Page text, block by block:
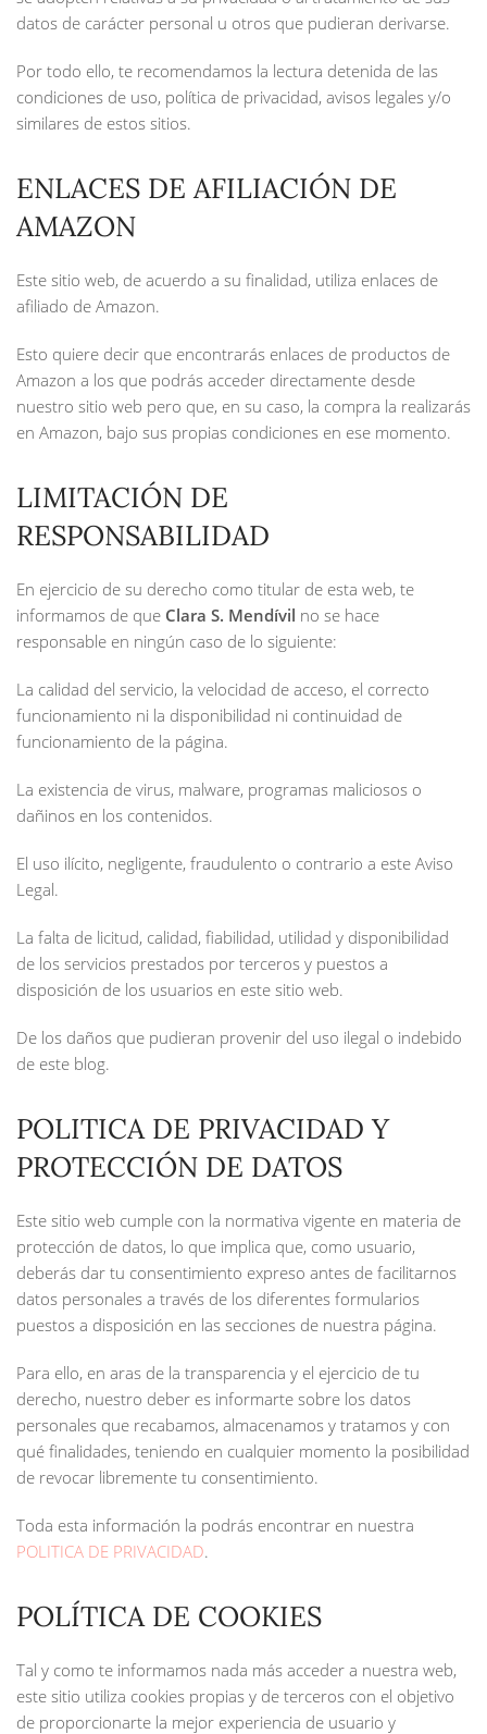
datos de carácter personal u otros que pudieran derivarse.
Por todo ello, te recomendamos la lectura detenida de las
condiciones de uso, política de privacidad, avisos legales y/o
similares de estos sitios.
ENLACES DE AFILIACIÓN DE
AMAZON
Este sitio web, de acuerdo a su finalidad, utiliza enlaces de
afiliado de Amazon.
Esto quiere decir que encontrarás enlaces de productos de
Amazon a los que podrás acceder directamente desde
nuestro sitio web pero que, en su caso, la compra la realizarás
en Amazon, bajo sus propias condiciones en ese momento.
LIMITACIÓN DE
RESPONSABILIDAD
En ejercicio de su derecho como titular de esta web, te
informamos de que Clara S. Mendívil no se hace
responsable en ningún caso de lo siguiente:
La calidad del servicio, la velocidad de acceso, el correcto
funcionamiento ni la disponibilidad ni continuidad de
funcionamiento de la página.
La existencia de virus, malware, programas maliciosos o
dañinos en los contenidos.
El uso ilícito, negligente, fraudulento o contrario a este Aviso
Legal.
La falta de licitud, calidad, fiabilidad, utilidad y disponibilidad
de los servicios prestados por terceros y puestos a
disposición de los usuarios en este sitio web.
De los daños que pudieran provenir del uso ilegal o indebido
de este blog.
POLITICA DE PRIVACIDAD Y
PROTECCIÓN DE DATOS
Este sitio web cumple con la normativa vigente en materia de
protección de datos, lo que implica que, como usuario,
deberás dar tu consentimiento expreso antes de facilitarnos
datos personales a través de los diferentes formularios
puestos a disposición en las secciones de nuestra página.
Para ello, en aras de la transparencia y el ejercicio de tu
derecho, nuestro deber es informarte sobre los datos
personales que recabamos, almacenamos y tratamos y con
qué finalidades, teniendo en cualquier momento la posibilidad
de revocar libremente tu consentimiento.
Toda esta información la podrás encontrar en nuestra
POLITICA DE PRIVACIDAD.
POLÍTICA DE COOKIES
Tal y como te informamos nada más acceder a nuestra web,
este sitio utiliza cookies propias y de terceros con el objetivo
de proporcionarte la mejor experiencia de usuario y